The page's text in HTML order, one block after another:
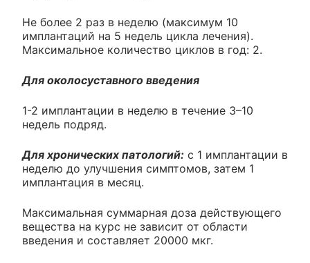
Не более 2 раз в неделю (максимум 10
имплантаций на 5 недель цикла лечения).
Максимальное количество циклов в год: 2.
Для околосуставного введения
1-2 имплантации в неделю в течение 3–10
недель подряд.
Для хронических патологий: с 1 имплантации в
неделю до улучшения симптомов, затем 1
имплантация в месяц.
Максимальная суммарная доза действующего
вещества на курс не зависит от области
введения и составляет 20000 мкг.